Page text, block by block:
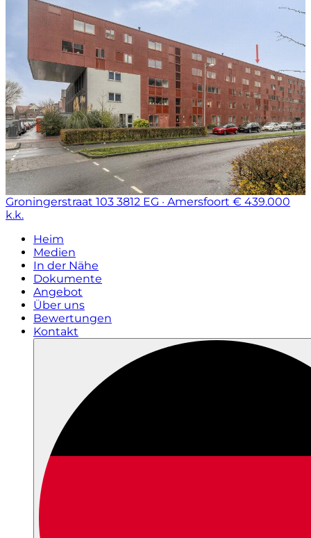
Groningerstraat 103 3812 EG · Amersfoort € 439.000
k.k.
Heim
Medien
In der Nähe
Dokumente
Angebot
Über uns
Bewertungen
Kontakt